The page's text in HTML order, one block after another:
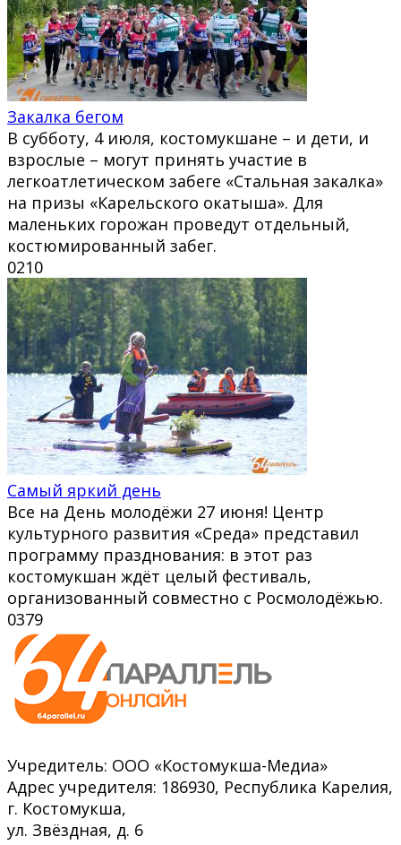
Закалка бегом
В субботу, 4 июля, костомукшане – и дети, и
взрослые – могут принять участие в
легкоатлетическом забеге «Стальная закалка»
на призы «Карельского окатыша». Для
маленьких горожан проведут отдельный,
костюмированный забег.
0210
Самый яркий день
Все на День молодёжи 27 июня! Центр
культурного развития «Среда» представил
программу празднования: в этот раз
костомукшан ждёт целый фестиваль,
организованный совместно с Росмолодёжью.
0379
Учредитель: ООО «Костомукша-Медиа»
Адрес учредителя: 186930, Республика Карелия,
г. Костомукша,
ул. Звёздная, д. 6